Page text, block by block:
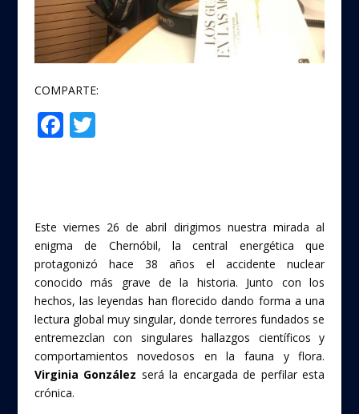
COMPARTE:
F
o
o
k
T
Este viernes 26 de abril dirigimos nuestra mirada al
enigma de Chernóbil, la central energética que
protagonizó hace 38 años el accidente nuclear
conocido más grave de la historia. Junto con los
hechos, las leyendas han florecido dando forma a una
lectura global muy singular, donde terrores fundados se
entremezclan con singulares hallazgos científicos y
comportamientos novedosos en la fauna y flora.
Virginia González será la encargada de perfilar esta
crónica.